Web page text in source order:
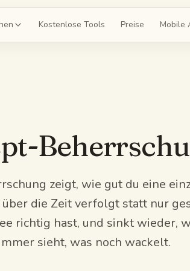
Kostenlose Tools Preise Mobile
20-Fragen-Mock
gesamte Einheit zusammen
zu Kapitel 4 ab
zeigt, wie gut du eine
die Zeit verfolgt statt nur
richtig hast, und sinkt wieder,
sieht, was noch wackelt.